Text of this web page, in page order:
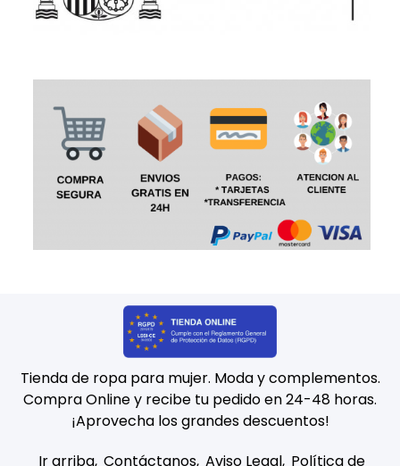
Tienda de ropa para mujer. Moda y complementos.
Compra Online y recibe tu pedido en 24-48 horas.
¡Aprovecha los grandes descuentos!
Ir arriba Contáctanos Aviso Legal Política de